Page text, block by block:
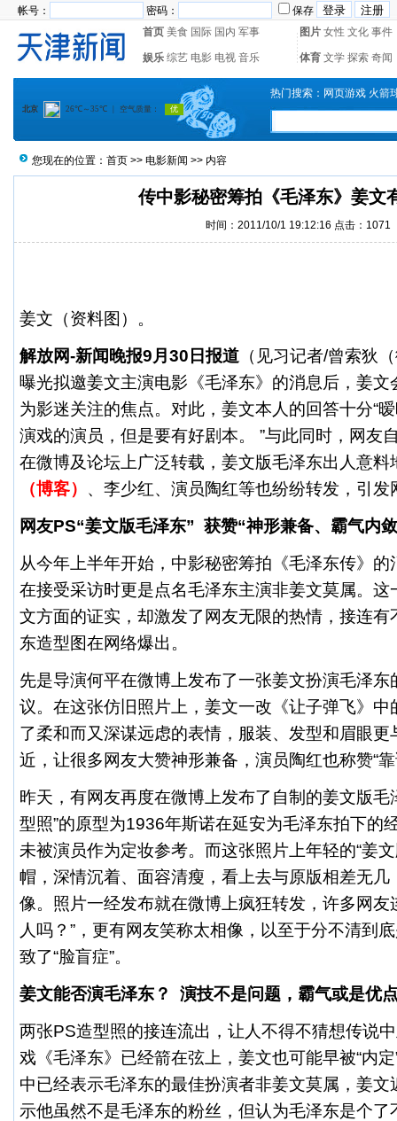
帐号： 密码：
保存
首页 美食 国际 国内 军事 图片 女性 文化 事件
娱乐 综艺 电影 电视 音乐 体育 文学 探索 奇闻
热门搜索： 网页游戏 火箭
您现在的位置： 首页 >> 电影新闻 >> 内容
传中影秘密筹拍《毛泽东》姜文
时间：2011/10/1 19:12:16 点击：1071
姜文 （资料图）。
解放网-新闻晚报9月30日报道 （见习记者/曾索狄（
曝光拟邀姜文主演电影《毛泽东》的消息后，姜文
为影迷关注的焦点。对此，姜文本人的回答十分“
演戏的演员，但是要有好剧本。 ”与此同时，网友
在微博及论坛上广泛转载，姜文版毛泽东出人意料
（博客） 、 李少红、演员陶红等也纷纷转发，引发
网友PS“姜文版毛泽东” 获赞“神形兼备、霸气内
从今年上半年开始，中影秘密筹拍《毛泽东传》
在接受采访时更是点名毛泽东主演非姜文莫属。这
文方面的证实，却激发了网友无限的热情，接连有
东造型图在网络爆出。
先是导演何平在微博上发布了一张姜文扮演毛泽东
议。在这张仿旧照片上，姜文一改《让子弹飞》中
了柔和而又深谋远虑的表情，服装、发型和眉眼更
近，让很多网友大赞神形兼备，演员陶红也称赞“
昨天，有网友再度在微博上发布了自制的姜文版毛
型照”的原型为1936年斯诺在延安为毛泽东拍下的
未被演员作为定妆参考。而这张照片上年轻的“姜
帽，深情沉着、面容清瘦，看上去与原版相差无几
像。照片一经发布就在微博上疯狂转发，许多网友
人吗？”，更有网友笑称太相像，以至于分不清到
致了“脸盲症”。
姜文能否演毛泽东？ 演技不是问题，霸气或是优
两张PS造型照的接连流出，让人不得不猜想传说
戏《毛泽东》已经箭在弦上，姜文也可能早被“内
中已经表示毛泽东的最佳扮演者非姜文莫属，姜
示他虽然不是毛泽东的粉丝，但认为毛泽东是个